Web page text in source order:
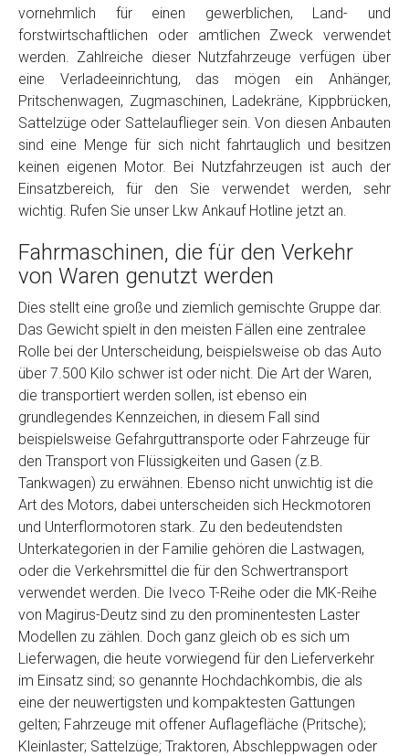
Model
Baujahr
Getriebe
Bekannte Schäden
Kilometerstand
Preisvorstellung
Name*
Telefon
Email
PLZ und Ort
Foto Nr. 1
Foto Nr. 2
Foto Nr. 3
vornehmlich für einen gewerblichen, Land- und
forstwirtschaftlichen oder amtlichen Zweck verwendet
werden. Zahlreiche dieser Nutzfahrzeuge verfügen über
eine Verladeeinrichtung, das mögen ein Anhänger,
Pritschenwagen, Zugmaschinen, Ladekräne, Kippbrücken,
Sattelzüge oder Sattelauflieger sein. Von diesen Anbauten
sind eine Menge für sich nicht fahrtauglich und besitzen
keinen eigenen Motor. Bei Nutzfahrzeugen ist auch der
Einsatzbereich, für den Sie verwendet werden, sehr
wichtig. Rufen Sie unser Lkw Ankauf Hotline jetzt an.
Fahrmaschinen, die für den Verkehr
von Waren genutzt werden
Dies stellt eine große und ziemlich gemischte Gruppe dar.
Das Gewicht spielt in den meisten Fällen eine zentralee
Rolle bei der Unterscheidung, beispielsweise ob das Auto
über 7.500 Kilo schwer ist oder nicht. Die Art der Waren,
die transportiert werden sollen, ist ebenso ein
grundlegendes Kennzeichen, in diesem Fall sind
beispielsweise Gefahrguttransporte oder Fahrzeuge für
den Transport von Flüssigkeiten und Gasen (z.B.
Tankwagen) zu erwähnen. Ebenso nicht unwichtig ist die
Art des Motors, dabei unterscheiden sich Heckmotoren
und Unterflormotoren stark. Zu den bedeutendsten
Unterkategorien in der Familie gehören die Lastwagen,
oder die Verkehrsmittel die für den Schwertransport
verwendet werden. Die Iveco T-Reihe oder die MK-Reihe
von Magirus-Deutz sind zu den prominentesten Laster
Modellen zu zählen. Doch ganz gleich ob es sich um
Lieferwagen, die heute vorwiegend für den Lieferverkehr
im Einsatz sind; so genannte Hochdachkombis, die als
eine der neuwertigsten und kompaktesten Gattungen
gelten; Fahrzeuge mit offener Auflagefläche (Pritsche);
Kleinlaster; Sattelzüge; Traktoren, Abschleppwagen oder